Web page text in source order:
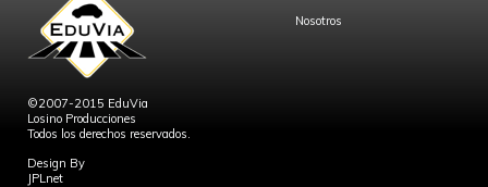
©2007-2015 EduVia
Losino Producciones
Todos los derechos reservados.
Design By
JPLnet
Nosotros